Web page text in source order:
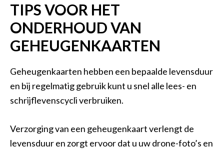
TIPS VOOR HET
ONDERHOUD VAN
GEHEUGENKAARTEN
Geheugenkaarten hebben een bepaalde levensduur
en bij regelmatig gebruik kunt u snel alle lees- en
schrijflevenscycli verbruiken.
Verzorging van een geheugenkaart verlengt de
levensduur en zorgt ervoor dat u uw drone-foto’s en